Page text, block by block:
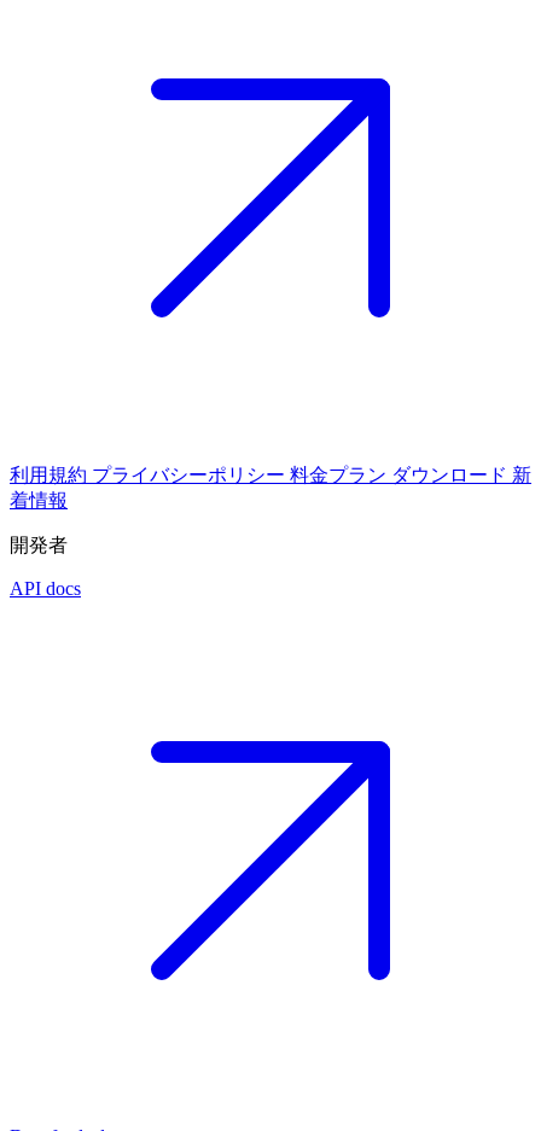
利用規約 プライバシーポリシー 料金プラン ダウンロード 新
着情報
開発者
API docs